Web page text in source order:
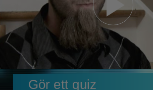
Gör ett quiz